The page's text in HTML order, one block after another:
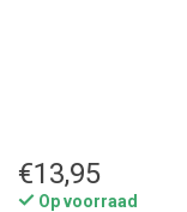
€13,95
Op voorraad